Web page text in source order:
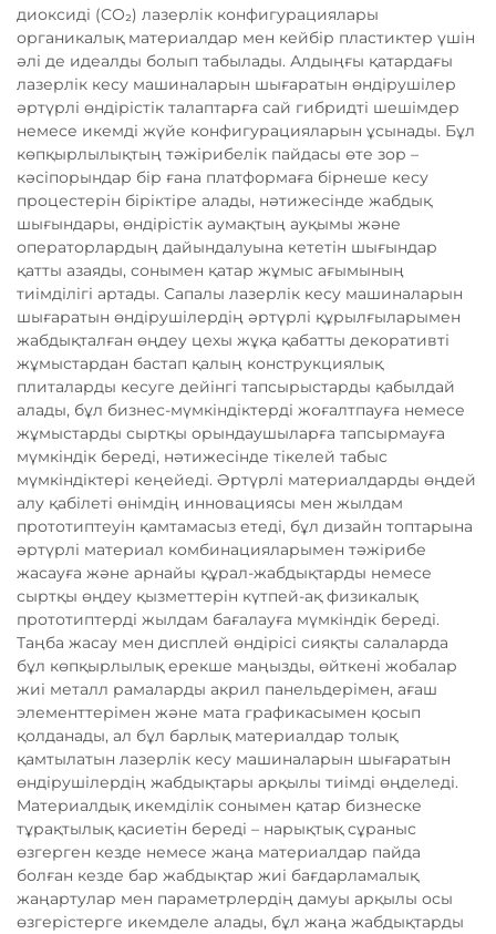
диоксиді (CO₂) лазерлік конфигурациялары
органикалық материалдар мен кейбір пластиктер үшін
әлі де идеалды болып табылады. Алдыңғы қатардағы
лазерлік кесу машиналарын шығаратын өндірушілер
әртүрлі өндірістік талаптарға сай гибридті шешімдер
немесе икемді жүйе конфигурацияларын ұсынады. Бұл
көпқырлылықтың тәжірибелік пайдасы өте зор –
кәсіпорындар бір ғана платформаға бірнеше кесу
процестерін біріктіре алады, нәтижесінде жабдық
шығындары, өндірістік аумақтың ауқымы және
операторлардың дайындалуына кететін шығындар
қатты азаяды, сонымен қатар жұмыс ағымының
тиімділігі артады. Сапалы лазерлік кесу машиналарын
шығаратын өндірушілердің әртүрлі құрылғыларымен
жабдықталған өңдеу цехы жұқа қабатты декоративті
жұмыстардан бастап қалың конструкциялық
плиталарды кесуге дейінгі тапсырыстарды қабылдай
алады, бұл бизнес-мүмкіндіктерді жоғалтпауға немесе
жұмыстарды сыртқы орындаушыларға тапсырмауға
мүмкіндік береді, нәтижесінде тікелей табыс
мүмкіндіктері кеңейеді. Әртүрлі материалдарды өңдей
алу қабілеті өнімдің инновациясы мен жылдам
прототиптеуін қамтамасыз етеді, бұл дизайн топтарына
әртүрлі материал комбинацияларымен тәжірибе
жасауға және арнайы құрал-жабдықтарды немесе
сыртқы өңдеу қызметтерін күтпей-ақ физикалық
прототиптерді жылдам бағалауға мүмкіндік береді.
Таңба жасау мен дисплей өндірісі сияқты салаларда
бұл көпқырлылық ерекше маңызды, өйткені жобалар
жиі металл рамаларды акрил панельдерімен, ағаш
элементтерімен және мата графикасымен қосып
қолданады, ал бұл барлық материалдар толық
қамтылатын лазерлік кесу машиналарын шығаратын
өндірушілердің жабдықтары арқылы тиімді өңделеді.
Материалдық икемділік сонымен қатар бизнеске
тұрақтылық қасиетін береді – нарықтық сұраныс
өзгерген кезде немесе жаңа материалдар пайда
болған кезде бар жабдықтар жиі бағдарламалық
жаңартулар мен параметрлердің дамуы арқылы осы
өзгерістерге икемделе алады, бұл жаңа жабдықтарды